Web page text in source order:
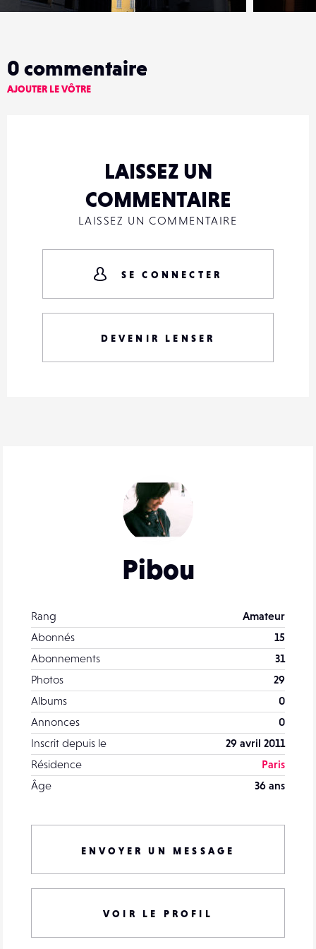
Pibou
Rang
Amateur
Abonnés
15
Abonnements
31
Photos
29
Albums
0
Annonces
0
Inscrit depuis le
29 avril 2011
Résidence
Paris
Âge
36 ans
ENVOYER UN MESSAGE
VOIR LE PROFIL
0 commentaire
AJOUTER LE VÔTRE
LAISSEZ UN
COMMENTAIRE
LAISSEZ UN COMMENTAIRE
SE CONNECTER
DEVENIR LENSER